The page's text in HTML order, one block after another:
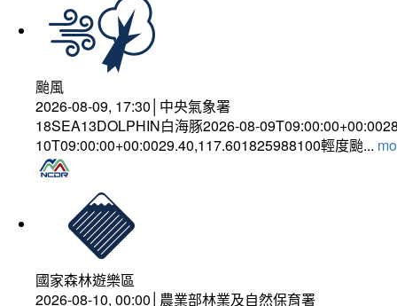
颱風
2026-08-09, 17:30│中央氣象署
18SEA13DOLPHIN白海豚2026-08-
10T09:00:00+00:0029.40,117.601825988100輕度颱...
國家森林遊樂區
2026-08-10, 00:00│農業部林業及自然保育署